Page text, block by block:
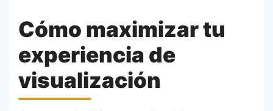
Cómo maximizar tu
experiencia de
visualización